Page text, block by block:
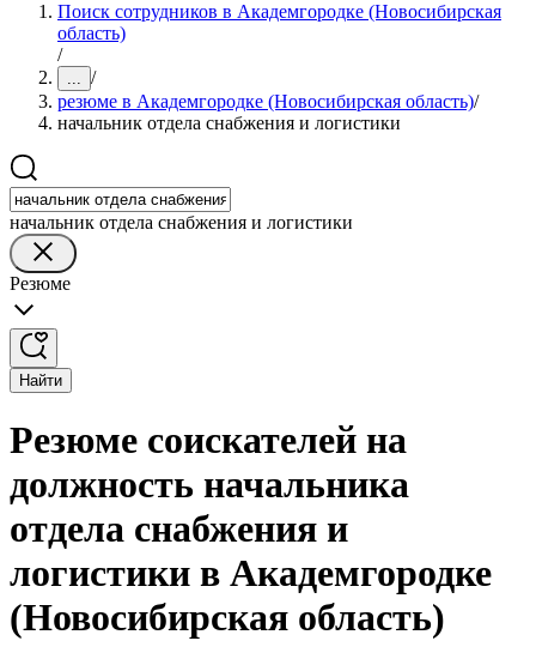
Поиск сотрудников в Академгородке (Новосибирская
область)
/
... /
резюме в Академгородке (Новосибирская область)/
начальник отдела снабжения и логистики
начальник отдела снабжения и логистики
Резюме
Найти
Резюме соискателей на
должность начальника
отдела снабжения и
логистики в Академгородке
(Новосибирская область)